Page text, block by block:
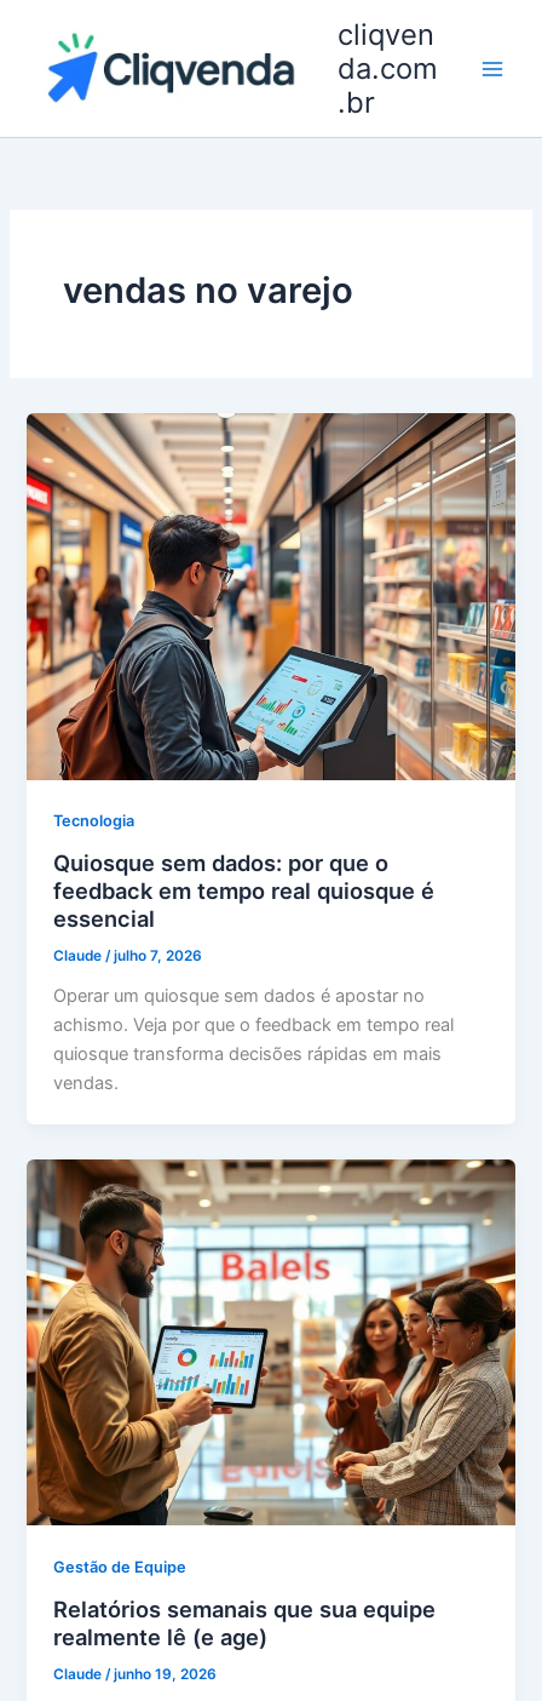
conteúdo
cliqven
da.com
.br
vendas no varejo
Tecnologia
Quiosque sem dados: por que o
feedback em tempo real quiosque é
essencial
Claude/julho 7, 2026
Operar um quiosque sem dados é apostar no
achismo. Veja por que o feedback em tempo real
quiosque transforma decisões rápidas em mais
vendas.
Gestão de Equipe
Relatórios semanais que sua equipe
realmente lê (e age)
Claude /junho 19, 2026